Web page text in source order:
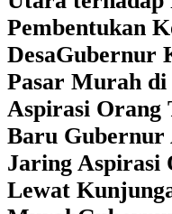
Pembentukan
Desa‎Gubernur
Pasar Murah di
Aspirasi Orang
Baru Gubernur
Jaring Aspirasi
Lewat